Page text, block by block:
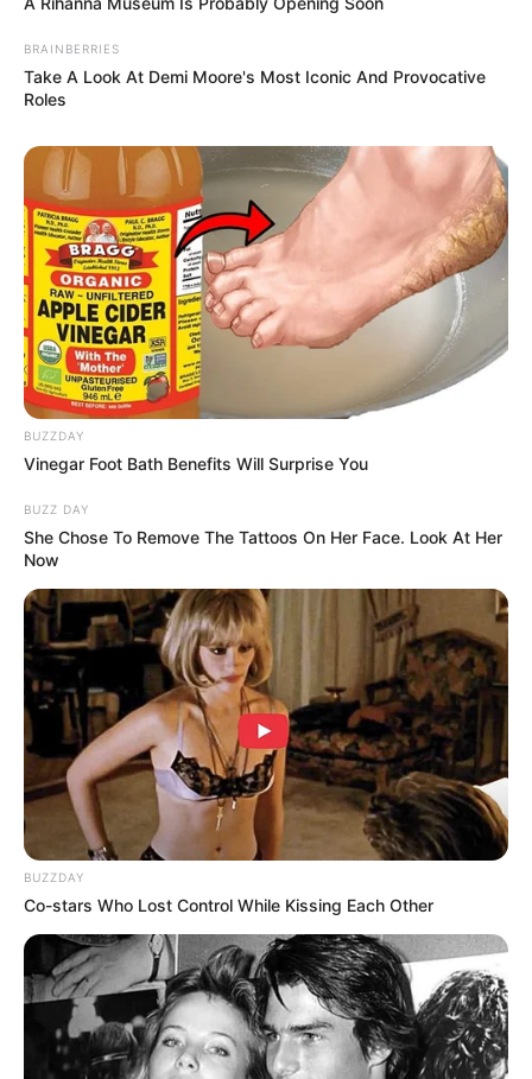
Katak yang Bikin Ketawa
Gemes
Ambyar! 10 Kalimat Baper
Pakai Bahasa Jawa Ini Bikin
Galau Abis
Fail! 10 Potret Makanan Gagal
Dimasak yang Bikin Kamu
Nggak Selera
10 Pose Manekin Anti
Mainstream yang Konyol
Banget
BRAINBERRIES
Take A Look At Demi Moore's Most Iconic And Provocative
Roles
BUZZDAY
Vinegar Foot Bath Benefits Will Surprise You
BUZZ DAY
She Chose To Remove The Tattoos On Her Face. Look At Her
Now
BUZZDAY
Co-stars Who Lost Control While Kissing Each Other